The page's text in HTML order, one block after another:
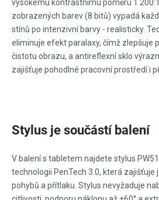
vysokému kontrastnímu poměru 1
zobrazených barev (8 bitů) vypadá
stínů po intenzivní barvy - realisticky.
eliminuje efekt paralaxy, čímž zlepšuje
čistotu obrazu, a antireflexní sklo
zajišťuje pohodlné pracovní prostředí i
Stylus je součástí balení
V balení s tabletem najdete stylus
technologii PenTech 3.0, která zajišťuje
pohybů a přítlaku. Stylus nevyžaduje